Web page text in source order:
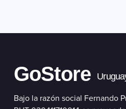
GoStore
Bajo la razón social Fernando